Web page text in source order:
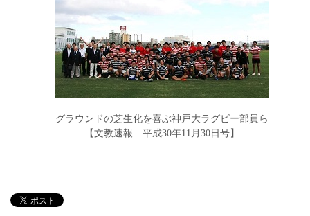
グラウンドの芝生化を喜ぶ神戸大ラグビー部員ら
【文教速報 平成30年11月30日号】